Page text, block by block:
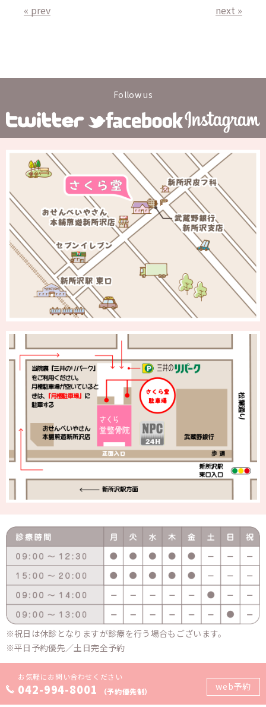
« prev next »
Follow us
祝日は休診となりますが診療を行う場合もございます。
平日予約優先／土日完全予約
お気軽にお問い合わせください
042-994-8001 （予約優先制） web予約